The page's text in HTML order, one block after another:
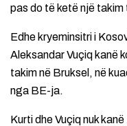
pas do të ketë një takim
Edhe kryeminsitri i
Aleksandar Vuçiq kanë
takim në Bruksel, në
nga BE-ja.
Kurti dhe Vuçiq nuk